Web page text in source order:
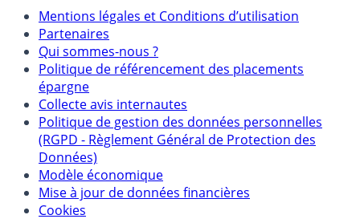
Mentions légales et Conditions d’utilisation
Partenaires
Qui sommes-nous ?
Politique de référencement des placements
épargne
Collecte avis internautes
Politique de gestion des données personnelles
(RGPD - Règlement Général de Protection des
Données)
Modèle économique
Mise à jour de données financières
Cookies